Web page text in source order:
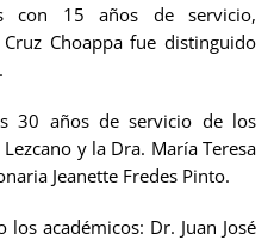
con 15 años de servicio,
Choappa fue distinguido
30 años de servicio de los
y la Dra. María Teresa
Jeanette Fredes Pinto.
los académicos: Dr. Juan José